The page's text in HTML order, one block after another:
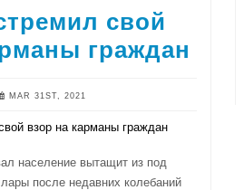
свой
граждан
MAR 31ST, 2021
население вытащит из под
после недавних колебаний